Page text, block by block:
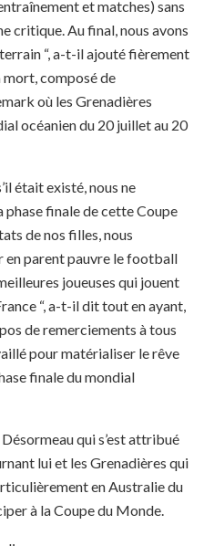
et matches) sans
critique. Au final, nous avons
“, a-t-il ajouté fièrement
mort, composé de
où les Grenadières
océanien du 20 juillet au 20
était existé, nous ne
phase finale de cette Coupe
de nos filles, nous
en parent pauvre le football
joueuses qui jouent
“, a-t-il dit tout en ayant,
de remerciements à tous
pour matérialiser le rêve
finale du mondial
qui s’est attribué
lui et les Grenadières qui
en Australie du
à la Coupe du Monde.